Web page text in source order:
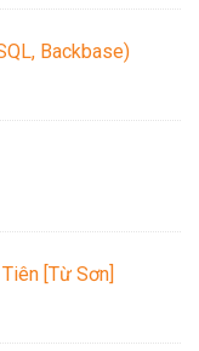
Backbase)
[Từ Sơn]